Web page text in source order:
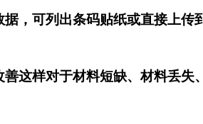
据，可列出条码贴纸或直接上传
善这样对于材料短缺、材料丢失